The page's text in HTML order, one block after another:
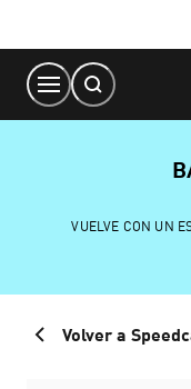
Content
VUELVE CON UN
Volver a